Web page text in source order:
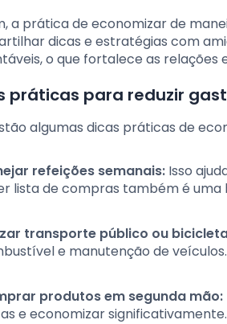
a prática de economizar de
dicas e estratégias com
o que fortalece as
práticas para reduzir
algumas dicas práticas de
refeições semanais: Isso
lista de compras também é uma
transporte público ou
e manutenção de veículos.
produtos em segunda mão:
e economizar significativamente.